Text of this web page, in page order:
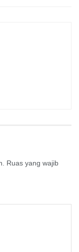
Ruas yang wajib